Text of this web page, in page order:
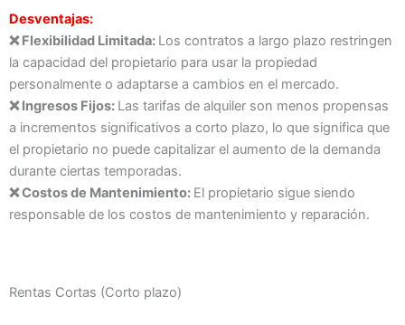
Desventajas:
❌ Flexibilidad Limitada: Los contratos a largo plazo restringen
la capacidad del propietario para usar la propiedad
personalmente o adaptarse a cambios en el mercado.
❌ Ingresos Fijos: Las tarifas de alquiler son menos propensas
a incrementos significativos a corto plazo, lo que significa que
el propietario no puede capitalizar el aumento de la demanda
durante ciertas temporadas.
❌ Costos de Mantenimiento: El propietario sigue siendo
responsable de los costos de mantenimiento y reparación.
Rentas Cortas (Corto plazo)